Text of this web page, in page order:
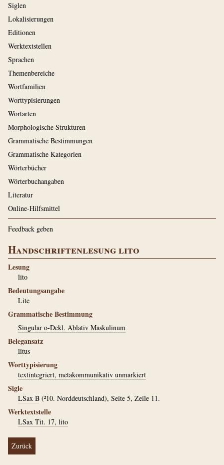
Siglen
Lokalisierungen
Editionen
Werktextstellen
Sprachen
Themenbereiche
Wortfamilien
Worttypisierungen
Wortarten
Morphologische Strukturen
Grammatische Bestimmungen
Grammatische Kategorien
Wörterbücher
Wörterbuchangaben
Literatur
Online-Hilfsmittel
Feedback geben
Handschriftenlesung lito
Lesung
lito
Bedeutungsangabe
Lite
Grammatische Bestimmung
Singular o-Dekl. Ablativ Maskulinum
Belegansatz
litus
Worttypisierung
textintegriert, metakommunikativ unmarkiert
Sigle
LSax B (²10. Norddeutschland), Seite 5, Zeile 11.
Werktextstelle
LSax Tit. 17, lito
Zurück